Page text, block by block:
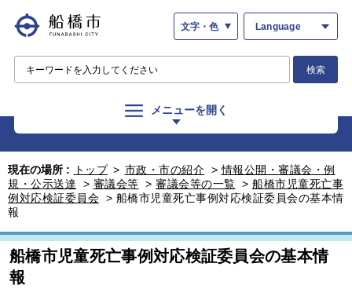
文字・色 Language
検索
メニューを開く
現在の場所 : トップ > 市政・市の紹介 >情報公開・審議会・例
規・公示送達
> 審議会等 > 審議会等の一覧 > 船橋市児童死亡事
例対応検証委員会 > 船橋市児童死亡事例対応検証委員会の基本情
報
船橋市児童死亡事例対応検証委員会の基本情
報